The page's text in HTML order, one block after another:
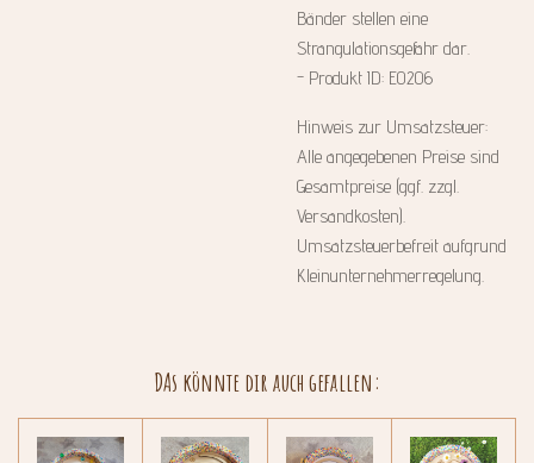
Bänder stellen eine
Strangulationsgefahr dar.
- Produkt ID: E0206
Hinweis zur Umsatzsteuer:
Alle angegebenen Preise sind
Gesamtpreise (ggf. zzgl.
Versandkosten).
Umsatzsteuerbefreit aufgrund
Kleinunternehmerregelung.
DAs könnte dir auch gefallen: